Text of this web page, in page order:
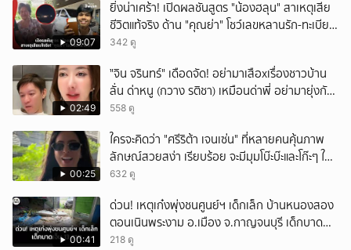
09:07
ยิ่งน่าเศร้า! เปิดผลชันสูตร "น้องฮลุน" สาเหตุเสีย
ชีวิตแท้จริง ด้าน "คุณย่า" โชว์เลขหลานรัก-ทะเบียน
รถเคลื่อนร่าง!
342 ดู
02:49
ั่"จิน จรินทร์" เดือดจัด! อย่ามาเสือxเรื่องชาวบ้าน
ลั่น ด่าหนู (กวาง รติชา) เหมือนด่าพี่ อย่ามายุ่งกับ
คนของผม จบ!!!
558 ดู
00:25
ใครจะคิดว่า "ศรีริต้า เจนเซ่น" ที่หลายคนคุ้นภาพ
ลักษณ์สวยสง่า เรียบร้อย จะมีมุมโบ๊ะบ๊ะและโก๊ะๆ ให้
ได้อมยิ้มเหมือนกัน งานนี้ทำเอาแฟนๆ ทั้งเอ็นดูทั้ง
632 ดู
00:41
ด่วน! เหตุเก๋งพุ่งชนศูนย์ฯ เด็กเล็ก บ้านหนองสอง
ตอนเนินพระงาม อ.เมือง จ.กาญจนบุรี เด็กบาด
เจ็บ 13 ราย
218 ดู